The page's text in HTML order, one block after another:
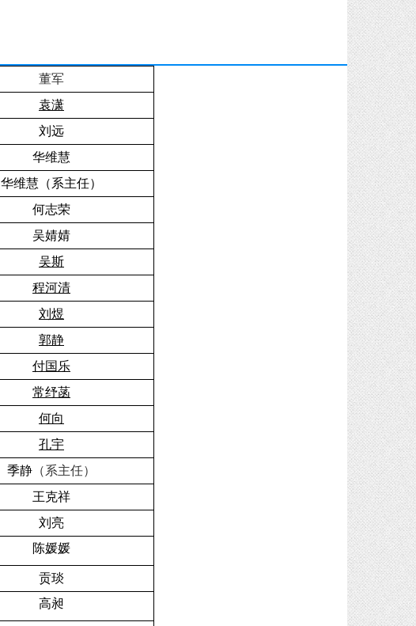
董军
袁潇
刘远
华维慧
华维慧 （系主任）
何志荣
吴婧婧
吴斯
程河清
刘煜
郭静
付国乐
常纾菡
何向
孔宇
季静 （系主任）
王克祥
刘 亮
陈媛媛
贡琰
高昶